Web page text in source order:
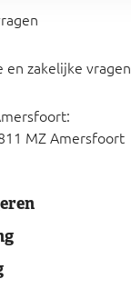
en zakelijke vragen
MZ Amersfoort